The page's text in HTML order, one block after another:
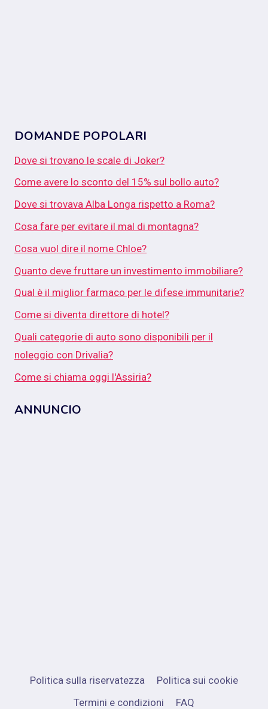
DOMANDE POPOLARI
Dove si trovano le scale di Joker?
Come avere lo sconto del 15% sul bollo auto?
Dove si trovava Alba Longa rispetto a Roma?
Cosa fare per evitare il mal di montagna?
Cosa vuol dire il nome Chloe?
Quanto deve fruttare un investimento immobiliare?
Qual è il miglior farmaco per le difese immunitarie?
Come si diventa direttore di hotel?
Quali categorie di auto sono disponibili per il
noleggio con Drivalia?
Come si chiama oggi l'Assiria?
ANNUNCIO
Politica sulla riservatezza
Politica sui cookie
Termini e condizioni
FAQ